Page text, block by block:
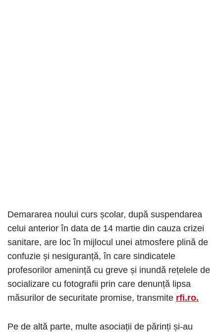
Demararea noului curs școlar, după suspendarea
celui anterior în data de 14 martie din cauza crizei
sanitare, are loc în mijlocul unei atmosfere plină de
confuzie și nesiguranță, în care sindicatele
profesorilor amenință cu greve și inundă rețelele de
socializare cu fotografii prin care denunță lipsa
măsurilor de securitate promise, transmite rfi.ro.
Pe de altă parte, multe asociații de părinți și-au